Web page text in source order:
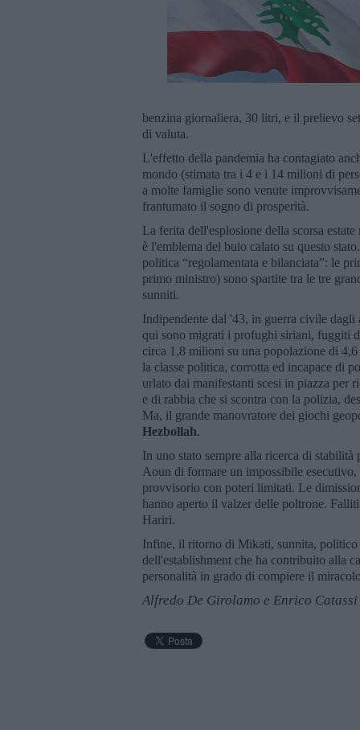
benzina giornaliera, 30 litri, e il prelievo
di valuta.
L'effetto della pandemia ha contagiato
mondo (stimata tra i 4 e i 14 milioni di
a molte famiglie sono venute
frantumato il sogno di prosperità.
La ferita dell'esplosione della scorsa
è l'emblema del buio calato su questo
politica “regolamentata e bilanciata”: le
primo ministro) sono spartite tra le tre
sunniti.
Indipendente dal '43, in guerra civile
qui sono migrati i profughi siriani, fuggiti
circa 1,8 milioni su una popolazione di
la classe politica, corrotta ed incapace di
urlato dai manifestanti scesi in piazza per
e di rabbia che si scontra con la polizia,
Ma, il grande manovratore dei giochi
Hezbollah.
In uno stato sempre alla ricerca di
Aoun di formare un impossibile
provvisorio con poteri limitati. Le
hanno aperto il valzer delle poltrone.
Hariri.
Infine, il ritorno di Mikati, sunnita,
dell'establishment che ha contribuito alla
personalità in grado di compiere il
Alfredo De Girolamo e Enrico Catassi